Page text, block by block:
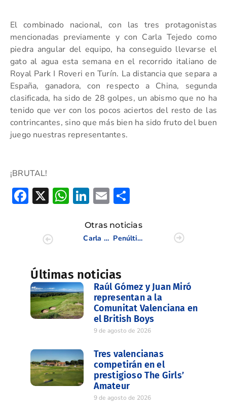
El combinado nacional, con las tres protagonistas
mencionadas previamente y con Carla Tejedo como
piedra angular del equipo, ha conseguido llevarse el
gato al agua esta semana en el recorrido italiano de
Royal Park I Roveri en Turín. La distancia que separa a
España, ganadora, con respecto a China, segunda
clasificada, ha sido de 28 golpes, un abismo que no ha
tenido que ver con los pocos aciertos del resto de las
contrincantes, sino que más bien ha sido fruto del buen
juego nuestras representantes.
¡BRUTAL!
Facebook
X WhatsApp
LinkedIn
Email
Otras noticias
Carla Bernat y Natalia Fiel continúan con paso firme en el Campeonato de Europa Individual Femenino
Penúltima jornada de nuestros infantiles en el Match Play clasificatorio para el Inter
Últimas noticias
Raúl Gómez y Juan Miró
representan a la
Comunitat Valenciana en
el British Boys
9 de agosto de 2026
Tres valencianas
competirán en el
prestigioso The Girls’
Amateur
9 de agosto de 2026